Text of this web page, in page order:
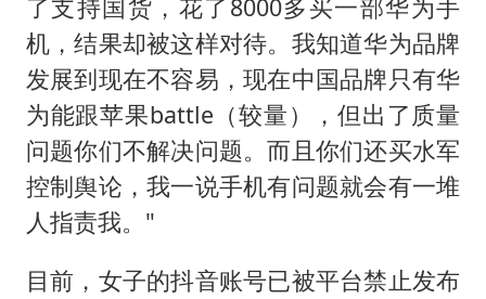
了支持国货，花了8000多买一部华为手
机，结果却被这样对待。我知道华为品牌
发展到现在不容易，现在中国品牌只有华
为能跟苹果battle（较量），但出了质量
问题你们不解决问题。而且你们还买水军
控制舆论，我一说手机有问题就会有一堆
人指责我。"
目前，女子的抖音账号已被平台禁止发布